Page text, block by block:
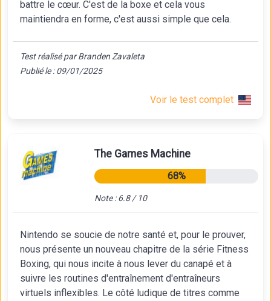
battre le cœur. C'est de la boxe et cela vous
maintiendra en forme, c'est aussi simple que cela.
Test réalisé par Branden Zavaleta
Publié le : 09/01/2025
Voir le test complet
The Games Machine
68%
Note : 6.8 / 10
Nintendo se soucie de notre santé et, pour le prouver,
nous présente un nouveau chapitre de la série Fitness
Boxing, qui nous incite à nous lever du canapé et à
suivre les routines d'entraînement d'entraîneurs
virtuels inflexibles. Le côté ludique de titres comme